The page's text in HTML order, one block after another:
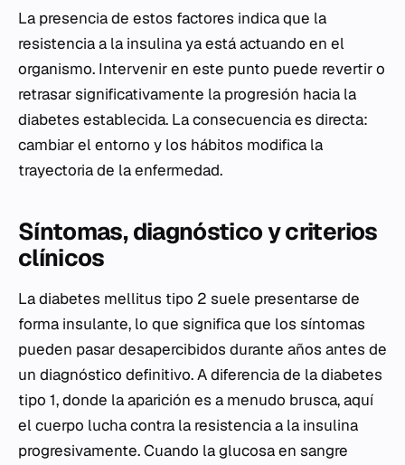
La presencia de estos factores indica que la
resistencia a la insulina ya está actuando en el
organismo. Intervenir en este punto puede revertir o
retrasar significativamente la progresión hacia la
diabetes establecida. La consecuencia es directa:
cambiar el entorno y los hábitos modifica la
trayectoria de la enfermedad.
Síntomas, diagnóstico y criterios
clínicos
La diabetes mellitus tipo 2 suele presentarse de
forma insulante, lo que significa que los síntomas
pueden pasar desapercibidos durante años antes de
un diagnóstico definitivo. A diferencia de la diabetes
tipo 1, donde la aparición es a menudo brusca, aquí
el cuerpo lucha contra la resistencia a la insulina
progresivamente. Cuando la glucosa en sangre